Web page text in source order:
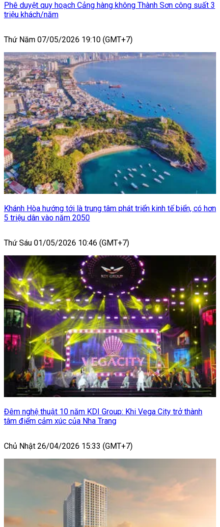
Phê duyệt quy hoạch Cảng hàng không Thành Sơn công suất 3
triệu khách/năm
Thứ Năm 07/05/2026 19:10 (GMT+7)
Khánh Hòa hướng tới là trung tâm phát triển kinh tế biển, có hơn
5 triệu dân vào năm 2050
Thứ Sáu 01/05/2026 10:46 (GMT+7)
Đêm nghệ thuật 10 năm KDI Group: Khi Vega City trở thành
tâm điểm cảm xúc của Nha Trang
Chủ Nhật 26/04/2026 15:33 (GMT+7)